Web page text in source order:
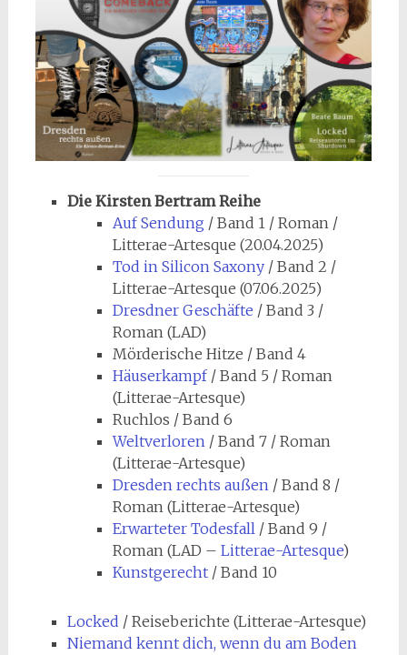
Die Kirsten Bertram Reihe
Auf Sendung / Band 1 / Roman /
Litterae-Artesque (20.04.2025)
Tod in Silicon Saxony/ Band 2 /
Litterae-Artesque (07.06.2025)
Dresdner Geschäfte / Band 3 /
Roman (LAD)
Mörderische Hitze / Band 4
Häuserkampf/ Band 5 / Roman
(Litterae-Artesque)
Ruchlos / Band 6
Weltverloren/ Band 7 / Roman
(Litterae-Artesque)
Dresden rechts außen/ Band 8 /
Roman (Litterae-Artesque)
Erwarteter Todesfall/ Band 9 /
Roman (LAD – Litterae-Artesque)
Kunstgerecht/ Band 10
Locked / Reiseberichte (Litterae-Artesque)
Niemand kennt dich, wenn du am Boden